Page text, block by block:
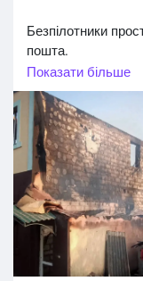
Безпілотники
пошта.
На щастя, за
постраждалих.
Фото: Сумська
#Новини_Україна
#Russian_Ukrainian
#Новини_news
Показати більше